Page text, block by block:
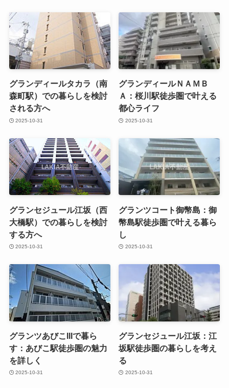
グランディールタカラ（南
森町駅）での暮らしを検討
される方へ
2025-10-31
グランディールＮＡＭＢ
Ａ：桜川駅徒歩圏で叶える
都心ライフ
2025-10-31
グランセジュール江坂（西
大橋駅）での暮らしを検討
する方へ
2025-10-31
グランツコート御幣島：御
幣島駅徒歩圏で叶える暮ら
し
2025-10-31
グランツあびこIIIで暮ら
す：あびこ駅徒歩圏の魅力
を詳しく
2025-10-31
グランセジュール江坂：江
坂駅徒歩圏の暮らしを考え
る
2025-10-31